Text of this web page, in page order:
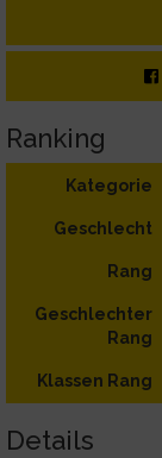
Ranking
Kategorie
Geschlecht
Rang
Geschlechter
Rang
Klassen Rang
Details